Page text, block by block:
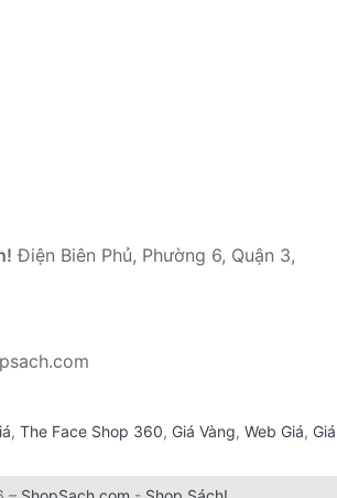
Điện Biên Phủ, Phường 6, Quận 3,
, The Face Shop 360, Giá Vàng, Web Giá, Giá